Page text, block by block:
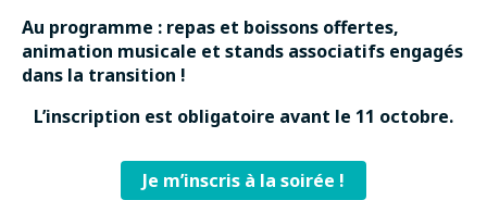
Au programme : repas et boissons offertes,
animation musicale et stands associatifs engagés
dans la transition !
L’inscription est obligatoire avant le 11 octobre.
Je m’inscris à la soirée !